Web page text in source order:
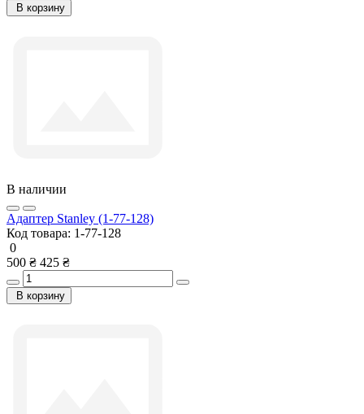
В корзину
В наличии
Адаптер Stanley (1-77-128)
Код товара: 1-77-128
0
500 ₴ 425 ₴
В корзину